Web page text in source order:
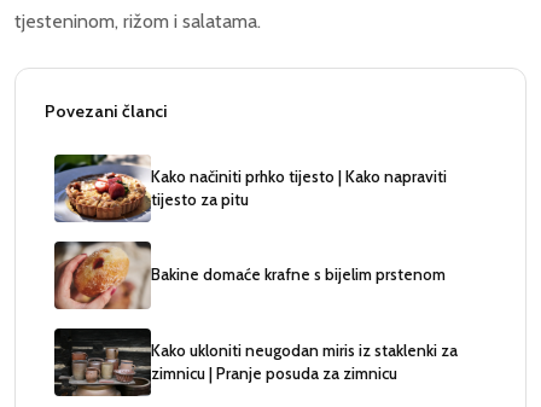
tjesteninom, rižom i salatama.
Povezani članci
Kako načiniti prhko tijesto | Kako napraviti
tijesto za pitu
Bakine domaće krafne s bijelim prstenom
Kako ukloniti neugodan miris iz staklenki za
zimnicu | Pranje posuda za zimnicu